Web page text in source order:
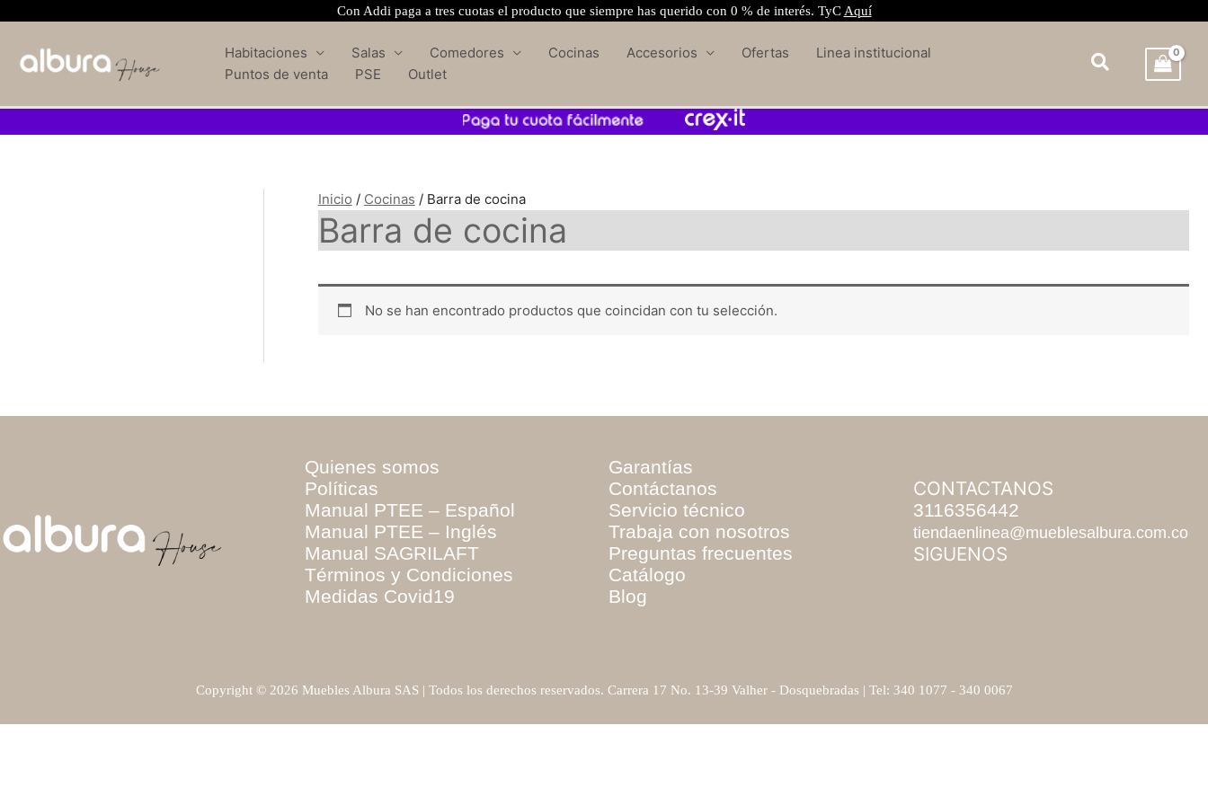
Con Addi paga a tres cuotas el producto que siempre has querido con 0 % de interés. TyC Aquí
Habitaciones Salas Comedores Cocinas Accesorios Ofertas
Linea institucional
Puntos de venta
PSE Outlet
Inicio / Cocinas / Barra de cocina
Barra de cocina
No se han encontrado productos que coincidan con tu selección.
Quienes somos
Políticas
Manual PTEE – Español
Manual PTEE – Inglés
Manual SAGRILAFT
Términos y Condiciones
Medidas Covid19
Garantías
Contáctanos
Servicio técnico
Trabaja con nosotros
Preguntas frecuentes
Catálogo
Blog
CONTACTANOS
3116356442
tiendaenlinea@mueblesalbura.com.co
SIGUENOS
Copyright © 2026 Muebles Albura SAS | Todos los derechos reservados. Carrera 17 No. 13-39 Valher - Dosquebradas | Tel: 340 1077 - 340 0067